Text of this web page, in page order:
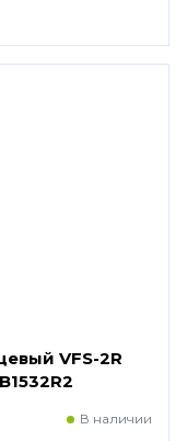
VFS-2R
В наличии